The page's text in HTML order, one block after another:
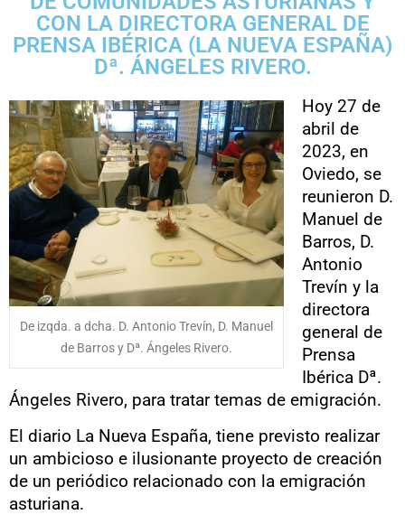
CON LA DIRECTORA GENERAL DE
PRENSA IBÉRICA (LA NUEVA ESPAÑA)
Dª. ÁNGELES RIVERO.
De izqda. a dcha. D. Antonio Trevín, D. Manuel
de Barros y Dª. Ángeles Rivero.
Hoy 27 de
abril de
2023, en
Oviedo, se
reunieron D.
Manuel de
Barros, D.
Antonio
Trevín y la
directora
general de
Prensa
Ibérica Dª.
Ángeles Rivero, para tratar temas de emigración.
El diario La Nueva España, tiene previsto realizar
un ambicioso e ilusionante proyecto de creación
de un periódico relacionado con la emigración
asturiana.